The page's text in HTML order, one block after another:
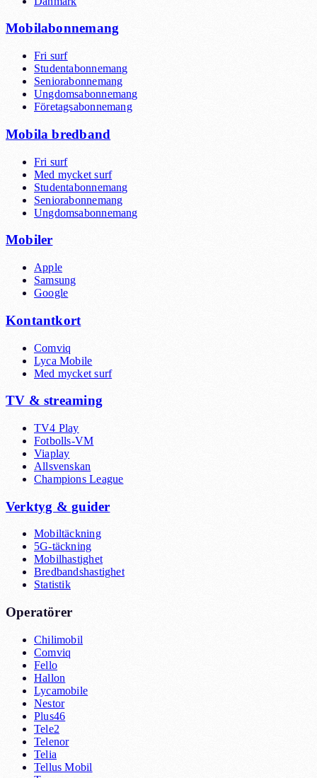
Mobilabonnemang
Fri surf
Studentabonnemang
Seniorabonnemang
Ungdomsabonnemang
Företagsabonnemang
Mobila bredband
Fri surf
Med mycket surf
Studentabonnemang
Seniorabonnemang
Ungdomsabonnemang
Mobiler
Apple
Samsung
Google
Kontantkort
Comviq
Lyca Mobile
Med mycket surf
TV & streaming
TV4 Play
Fotbolls-VM
Viaplay
Allsvenskan
Champions League
Verktyg & guider
Mobiltäckning
5G-täckning
Mobilhastighet
Bredbandshastighet
Statistik
Operatörer
Chilimobil
Comviq
Fello
Hallon
Lycamobile
Nestor
Plus46
Tele2
Telenor
Telia
Tellus Mobil